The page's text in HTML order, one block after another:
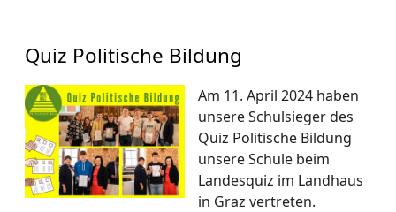
Quiz Politische Bildung
Am 11. April 2024 haben
unsere Schulsieger des
Quiz Politische Bildung
unsere Schule beim
Landesquiz im Landhaus
in Graz vertreten.